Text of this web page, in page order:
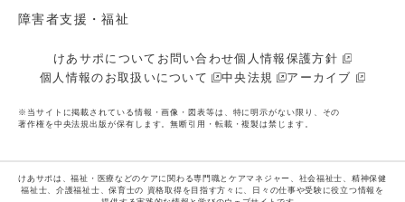
障害者支援・福祉
けあサポについて お問い合わせ個人情報保護方針
個人情報のお取扱いについて
中央法規 アーカイブ
※当サイトに掲載されている情報・画像・図表等は、特に明示がない限り、その
著作権を中央法規出版が保有します。無断引用・転載・複製は禁じます。
けあサポは、福祉・医療などのケアに関わる専門職とケアマネジャー、社会福祉士、精神保健
福祉士、介護福祉士、保育士の 資格取得を目指す方々に、日々の仕事や受験に役立つ情報を